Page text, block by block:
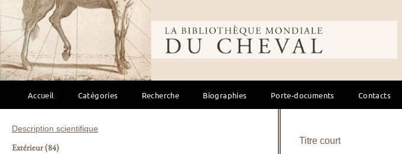
Bibliothèque mondiale du cheval
Accueil Catégories Recherche Biographies Porte-documents Contacts
Description scientifique
Extérieur(84)
Titre court